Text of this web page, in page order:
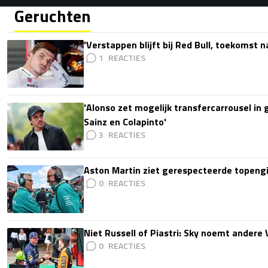
Geruchten
'Verstappen blijft bij Red Bull, toekomst
1
'Alonso zet mogelijk transfercarrousel in
Sainz en Colapinto'
3
Aston Martin ziet gerespecteerde
0
Niet Russell of Piastri: Sky noemt
0